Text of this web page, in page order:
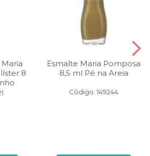
8
Esmalte Maria Pomposa
8,5 ml Pé na Areia
Código: 149244